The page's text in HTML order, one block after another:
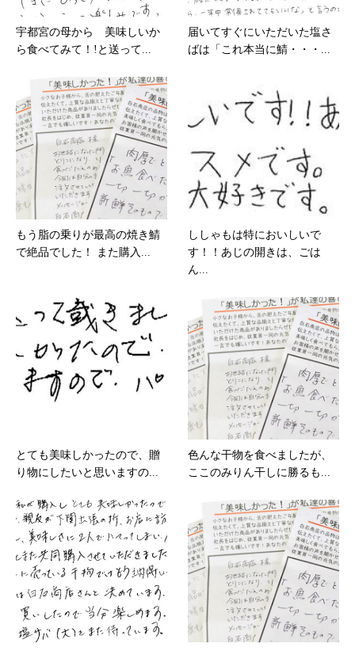
宇都宮の母から 美味しいか
ら食べてみて！!と送って...
届いてすぐにいただいた塩さ
ばは「これ本当に鯖・・・...
もう脂の乗りが最高の焼き鯖
で絶品でした！ また購入...
ししゃもは特においしいで
す！！あじの開きは、ごは
ん...
とても美味しかったので、贈
り物にしたいと思いますの...
色んな干物を食べましたが、
ここのみりん干しに勝るも...